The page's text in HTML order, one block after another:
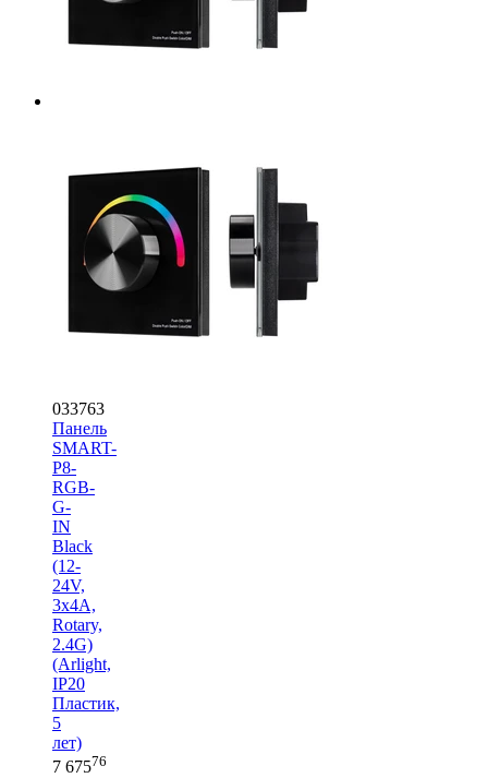
033763
Панель
SMART-
P8-
RGB-
G-
IN
Black
(12-
24V,
3x4A,
Rotary,
2.4G)
(Arlight,
IP20
Пластик,
5
лет)
7 67576